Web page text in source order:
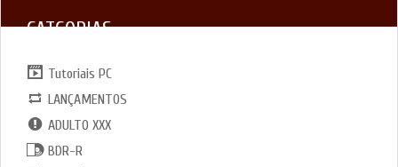
CATGORIAS
Tutoriais PC
LANÇAMENTOS
ADULTO XXX
BDR-R